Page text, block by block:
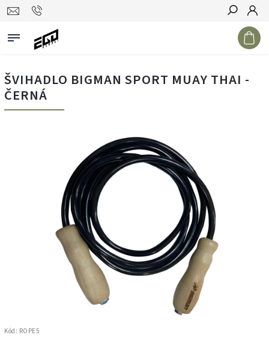
Hledat
ŠVIHADLO BIGMAN SPORT MUAY THAI -
ČERNÁ
Kód: ROPE5